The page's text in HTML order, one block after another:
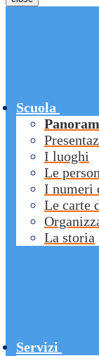
Scuola
I luoghi
Le
I numeri
Le carte
La storia
Servizi